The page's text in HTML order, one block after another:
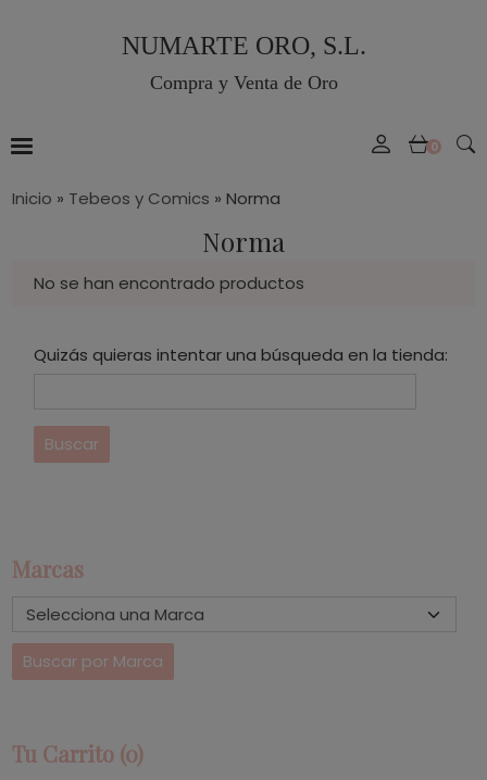
NUMARTE ORO, S.L.
Compra y Venta de Oro
0
Marcas
Tu Carrito (0)
Inicio » Tebeos y Comics » Norma
Norma
No se han encontrado productos
Quizás quieras intentar una búsqueda en la tienda: